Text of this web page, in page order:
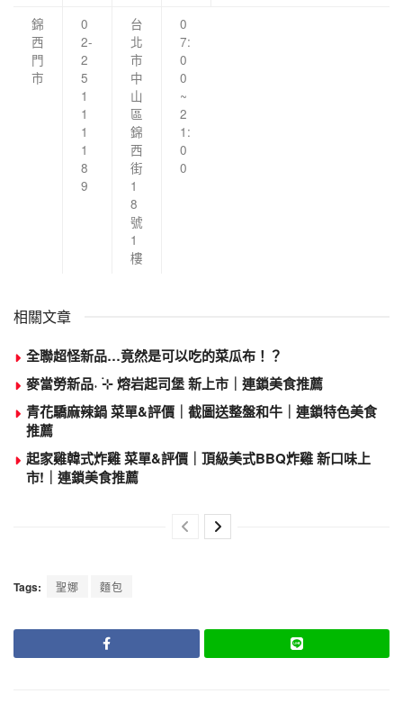
錦
西
門
市
0
2-
2
5
1
1
1
1
8
9
台
北
市
中
山
區
錦
西
街
1
8
號
1
樓
0
7:
0
0
~
2
1:
0
0
相關文章
全聯超怪新品…竟然是可以吃的菜瓜布！？
麥當勞新品˖ ࣪⊹ 熔岩起司堡 新上市｜連鎖美食推薦
青花驕麻辣鍋 菜單&評價｜截圖送整盤和牛｜連鎖特色美食
推薦
起家雞韓式炸雞 菜單&評價｜頂級美式BBQ炸雞 新口味上
市!｜連鎖美食推薦
Tags: 聖娜 麵包